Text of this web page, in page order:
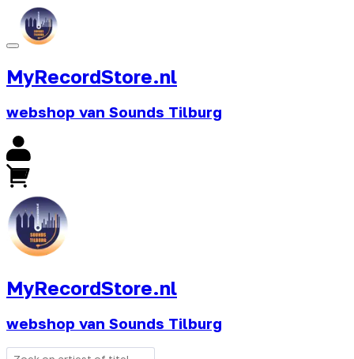
MyRecordStore.nl
webshop van Sounds Tilburg
MyRecordStore.nl
webshop van Sounds Tilburg